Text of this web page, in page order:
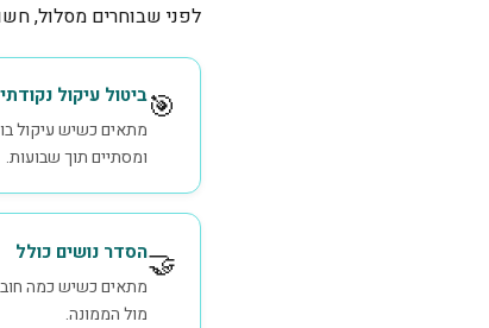
לפני שבוחרים מסלול,
🎯ביטול עיקול נקודתי
מתאים כשיש עיקול
ומסתיים תוך שבועות.
🤝הסדר נושים כולל
מול הממונה.